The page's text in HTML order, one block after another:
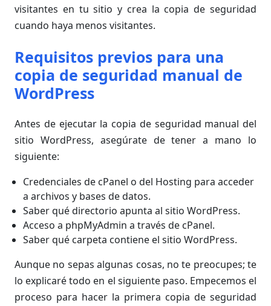
visitantes en tu sitio y crea la copia de seguridad
cuando haya menos visitantes.
Requisitos previos para una
copia de seguridad manual de
WordPress
Antes de ejecutar la copia de seguridad manual del
sitio WordPress, asegúrate de tener a mano lo
siguiente:
Credenciales de cPanel o del Hosting para acceder
a archivos y bases de datos.
Saber qué directorio apunta al sitio WordPress.
Acceso a phpMyAdmin a través de cPanel.
Saber qué carpeta contiene el sitio WordPress.
Aunque no sepas algunas cosas, no te preocupes; te
lo explicaré todo en el siguiente paso. Empecemos el
proceso para hacer la primera copia de seguridad